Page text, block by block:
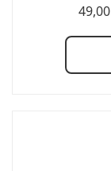
49,00